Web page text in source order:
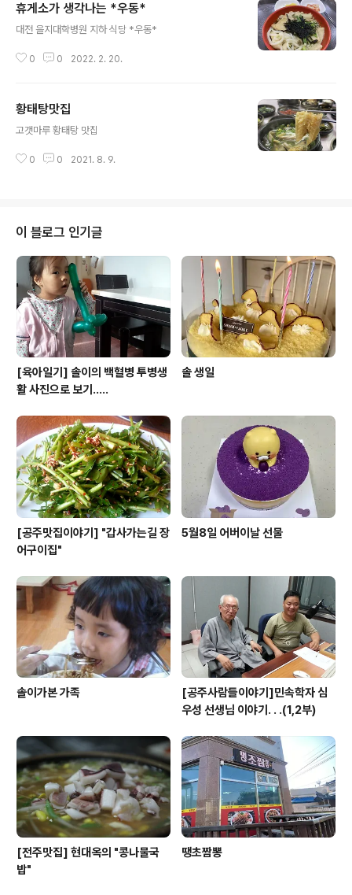
휴게소가 생각나는 *우동*
대전 을지대학병원 지하 식당 *우동*
0 0 2022. 2. 20.
황태탕맛집
고갯마루 황태탕 맛집
0 0 2021. 8. 9.
이 블로그 인기글
[육아일기] 솔이의 백혈병 투병생
활 사진으로 보기.....
솔 생일
[공주맛집이야기] "갑사가는길 장
어구이집"
5월8일 어버이날 선물
솔이가본 가족
[공주사람들이야기]민속학자 심
우성 선생님 이야기. . .(1,2부)
[전주맛집] 현대옥의 "콩나물국
밥"
땡초짬뽕